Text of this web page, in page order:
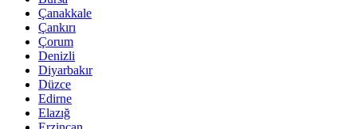
Çanakkale
Çankırı
Çorum
Denizli
Diyarbakır
Düzce
Edirne
Elazığ